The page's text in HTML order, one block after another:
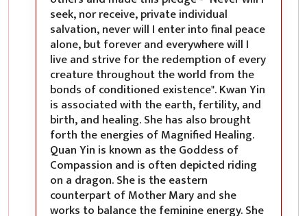
seek, nor receive, private individual
salvation, never will I enter into final peace
alone, but forever and everywhere will I
live and strive for the redemption of every
creature throughout the world from the
bonds of conditioned existence". Kwan Yin
is associated with the earth, fertility, and
birth, and healing. She has also brought
forth the energies of Magnified Healing.
Quan Yin is known as the Goddess of
Compassion and is often depicted riding
on a dragon. She is the eastern
counterpart of Mother Mary and she
works to balance the feminine energy. She